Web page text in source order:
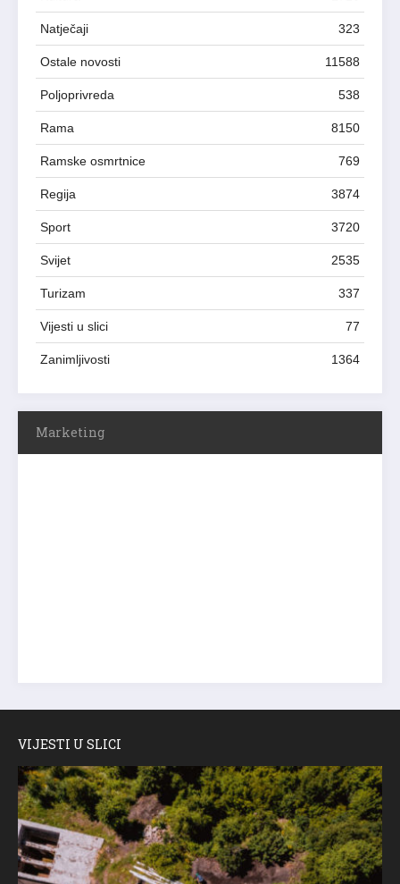
Natječaji 323
Ostale novosti 11588
Poljoprivreda 538
Rama 8150
Ramske osmrtnice 769
Regija 3874
Sport 3720
Svijet 2535
Turizam 337
Vijesti u slici 77
Zanimljivosti 1364
Marketing
VIJESTI U SLICI